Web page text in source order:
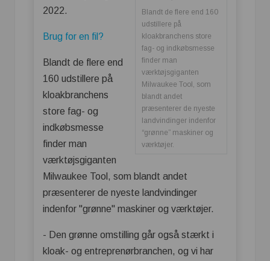
Blandt de flere end 160
udstillere på
kloakbranchens store
fag- og indkøbsmesse
finder man
værktøjsgiganten
Milwaukee Tool, som
blandt andet
præsenterer de nyeste
landvindinger indenfor
“grønne” maskiner og
værktøjer.
2022.
Brug for en fil?
Blandt de flere end
160 udstillere på
kloakbranchens
store fag- og
indkøbsmesse
finder man
værktøjsgiganten
Milwaukee Tool, som blandt andet
præsenterer de nyeste landvindinger
indenfor "grønne" maskiner og værktøjer.
- Den grønne omstilling går også stærkt i
kloak- og entreprenørbranchen, og vi har